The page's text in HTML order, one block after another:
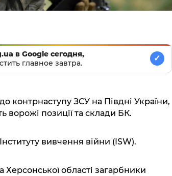
в Google сегодня,
главное завтра.
✓
контрнаступу ЗСУ на Півдні України,
позиції та склади БК.
вивчення війни (ISW).
Херсонської області загарбники